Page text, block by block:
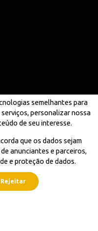
semelhantes para
personalizar nossa
de seu interesse.
que os dados sejam
anunciantes e parceiros,
e proteção de dados.
Rejeitar